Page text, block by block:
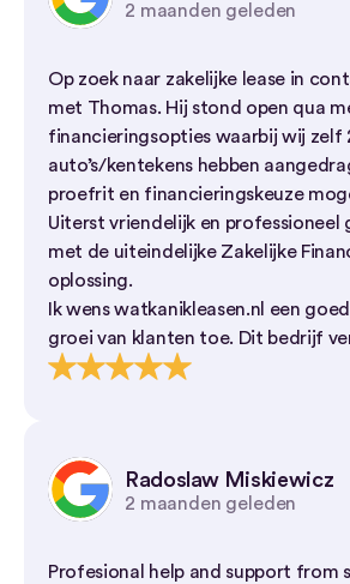
2 maanden geleden
Op zoek naar zakelijke lease in
met Thomas. Hij stond open qua
financieringsopties waarbij wij zelf
auto’s/kentekens hebben
proefrit en financieringskeuze
Uiterst vriendelijk en professioneel
met de uiteindelijke Zakelijke
oplossing.
Ik wens watkanikleasen.nl een
groei van klanten toe. Dit bedrijf
Radoslaw Miskiewicz
2 maanden geleden
Profesional help and support from